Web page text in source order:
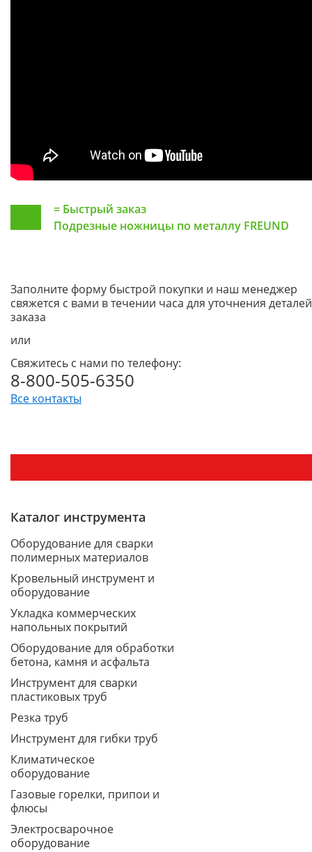
= Быстрый заказ
Подрезные ножницы по металлу FREUND
Заполните форму быстрой покупки и наш менеджер
свяжется с вами в течении часа для уточнения деталей
заказа
или
Свяжитесь с нами по телефону:
8-800-505-6350
Все контакты
Каталог инструмента
Оборудование для сварки
полимерных материалов
Кровельный инструмент и
оборудование
Укладка коммерческих
напольных покрытий
Оборудование для обработки
бетона, камня и асфальта
Инструмент для сварки
пластиковых труб
Резка труб
Инструмент для гибки труб
Климатическое
оборудование
Газовые горелки, припои и
флюсы
Электросварочное
оборудование